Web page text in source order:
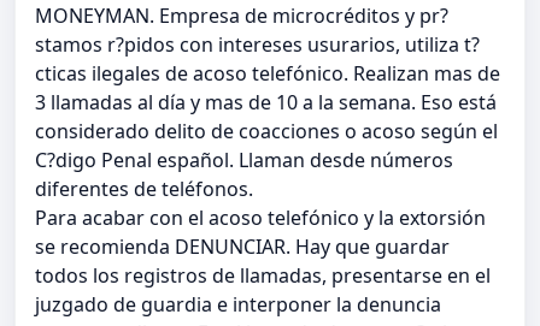
MONEYMAN. Empresa de microcréditos y pr?
stamos r?pidos con intereses usurarios, utiliza t?
cticas ilegales de acoso telefónico. Realizan mas de
3 llamadas al día y mas de 10 a la semana. Eso está
considerado delito de coacciones o acoso según el
C?digo Penal español. Llaman desde números
diferentes de teléfonos.
Para acabar con el acoso telefónico y la extorsión
se recomienda DENUNCIAR. Hay que guardar
todos los registros de llamadas, presentarse en el
juzgado de guardia e interponer la denuncia